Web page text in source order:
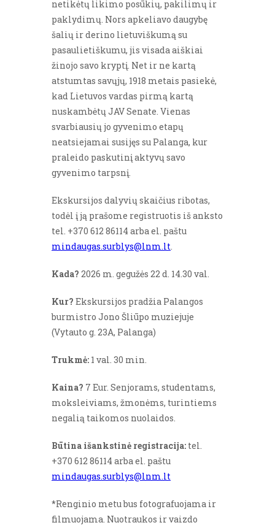
netikėtų likimo posūkių, pakilimų ir
paklydimų. Nors apkeliavo daugybę
šalių ir derino lietuviškumą su
pasaulietiškumu, jis visada aiškiai
žinojo savo kryptį. Net ir ne kartą
atstumtas savųjų, 1918 metais pasiekė,
kad Lietuvos vardas pirmą kartą
nuskambėtų JAV Senate. Vienas
svarbiausių jo gyvenimo etapų
neatsiejamai susijęs su Palanga, kur
praleido paskutinį aktyvų savo
gyvenimo tarpsnį.
Ekskursijos dalyvių skaičius ribotas,
todėl į ją prašome registruotis iš anksto
tel. +370 612 86114 arba el. paštu
mindaugas.surblys@lnm.lt.
Kada? 2026 m. gegužės 22 d. 14.30 val.
Kur? Ekskursijos pradžia Palangos
burmistro Jono Šliūpo muziejuje
(Vytauto g. 23A, Palanga)
Trukmė: 1 val. 30 min.
Kaina? 7 Eur. Senjorams, studentams,
moksleiviams, žmonėms, turintiems
negalią taikomos nuolaidos.
Būtina išankstinė registracija: tel.
+370 612 86114 arba el. paštu
mindaugas.surblys@lnm.lt
*Renginio metu bus fotografuojama ir
filmuojama. Nuotraukos ir vaizdo